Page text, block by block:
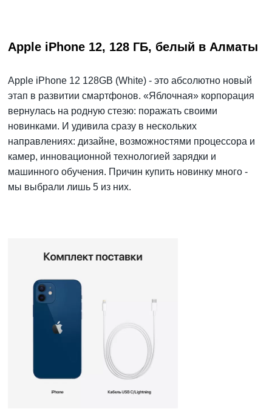
Apple iPhone 12, 128 ГБ, белый в Алматы
Apple iPhone 12 128GB (White) - это абсолютно новый
этап в развитии смартфонов. «Яблочная» корпорация
вернулась на родную стезю: поражать своими
новинками. И удивила сразу в нескольких
направлениях: дизайне, возможностями процессора и
камер, инновационной технологией зарядки и
машинного обучения. Причин купить новинку много -
мы выбрали лишь 5 из них.